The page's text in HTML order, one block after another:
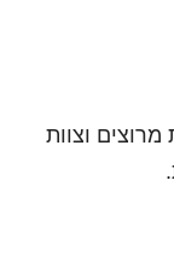
מרוצים וצוות